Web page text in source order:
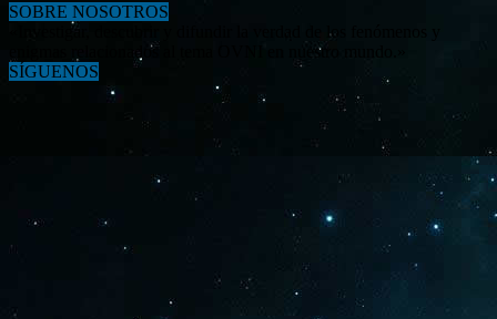
SOBRE NOSOTROS
«Investigar, descubrir y difundir la verdad de los fenómenos y
enigmas relacionados al tema OVNI en nuestro mundo.»
SÍGUENOS